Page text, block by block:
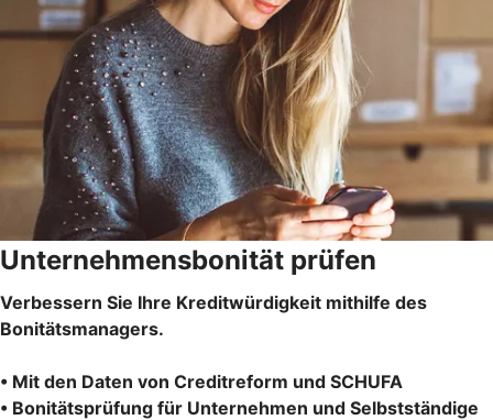
Unternehmensbonität prüfen
Verbessern Sie Ihre Kreditwürdigkeit mithilfe des
Bonitätsmanagers.
• Mit den Daten von Creditreform und SCHUFA
• Bonitätsprüfung für Unternehmen und Selbstständige